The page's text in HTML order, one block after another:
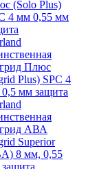
(Solo Plus)
4 мм 0,55 мм
Плюс
Plus) SPC 4
мм защита
АВА
Superior
8 мм, 0,55